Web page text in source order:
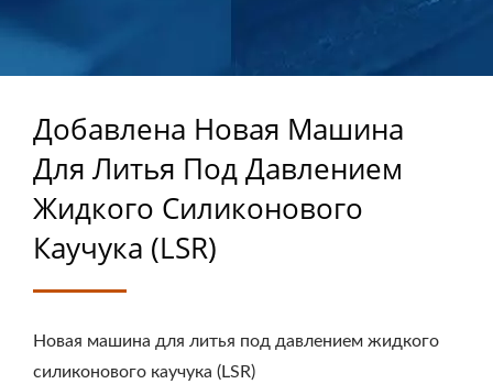
БОЛЕЕ 40 ЛЕТ ОПЫТА
В ПРОИЗВОДСТВЕ
КАСТОМИЗИРОВАННЫХ
РЕЗИНОТЕХНИЧЕСКИХ
ИЗДЕЛИЙ
Добавлена Новая Машина
Для Литья Под Давлением
Жидкого Силиконового
Каучука (LSR)
Новая машина для литья под давлением жидкого
силиконового каучука (LSR)